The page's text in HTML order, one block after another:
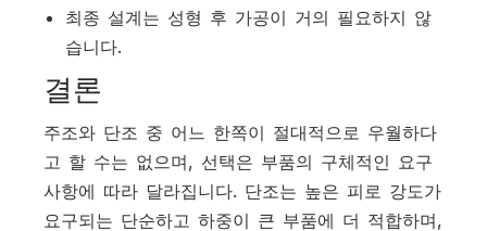
최종 설계는 성형 후 가공이 거의 필요하지 않
습니다.
결론
주조와 단조 중 어느 한쪽이 절대적으로 우월하다
고 할 수는 없으며, 선택은 부품의 구체적인 요구
사항에 따라 달라집니다. 단조는 높은 피로 강도가
요구되는 단순하고 하중이 큰 부품에 더 적합하며,